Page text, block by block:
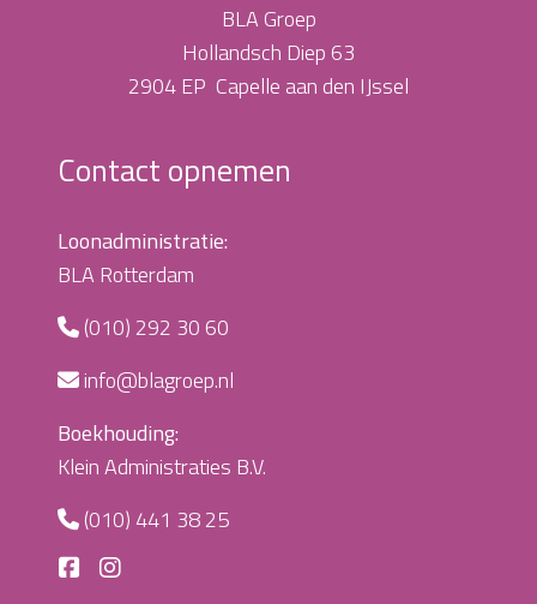
BLA Groep
Hollandsch Diep 63
2904 EP Capelle aan den IJssel
Contact opnemen
Loonadministratie:
BLA Rotterdam
(010) 292 30 60
info@blagroep.nl
Boekhouding:
Klein Administraties B.V.
(010) 441 38 25